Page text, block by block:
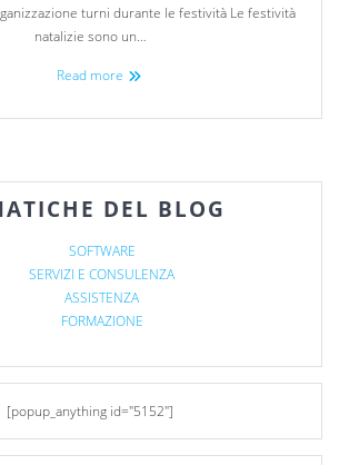
turni durante le festività Le festività
natalizie sono un…
Read more
DEL BLOG
SOFTWARE
SERVIZI E CONSULENZA
ASSISTENZA
FORMAZIONE
[popup_anything id="5152"]